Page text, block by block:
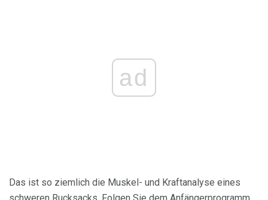
ad
Das ist so ziemlich die Muskel- und Kraftanalyse eines
schweren Rucksacks. Folgen Sie dem Anfängerprogramm